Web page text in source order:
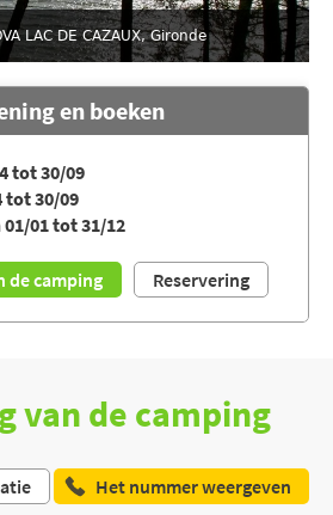
LAC DE CAZAUX, Gironde
en boeken
tot 30/09
tot 30/09
01/01 tot 31/12
de camping Reservering
van de camping
Het nummer weergeven